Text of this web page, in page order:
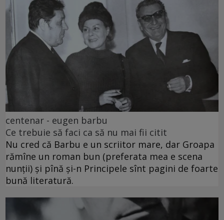
centenar - eugen barbu
Ce trebuie să faci ca să nu mai fii citit
Nu cred că Barbu e un scriitor mare, dar Groapa
rămîne un roman bun (preferata mea e scena
nunții) și pînă și-n Principele sînt pagini de foarte
bună literatură.